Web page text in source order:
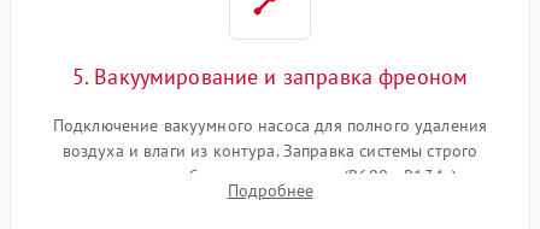
5. Вакуумирование и заправка фреоном
Подключение вакуумного насоса для полного удаления
воздуха и влаги из контура. Заправка системы строго
дозированным объемом хладагента (R600a, R134a) по
электронным весам. Контроль рабочего давления в системе.
Подробнее